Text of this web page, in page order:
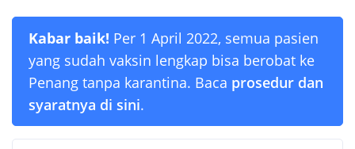
Kabar baik! Per 1 April 2022, semua pasien
yang sudah vaksin lengkap bisa berobat ke
Penang tanpa karantina. Baca prosedur dan
syaratnya di sini.